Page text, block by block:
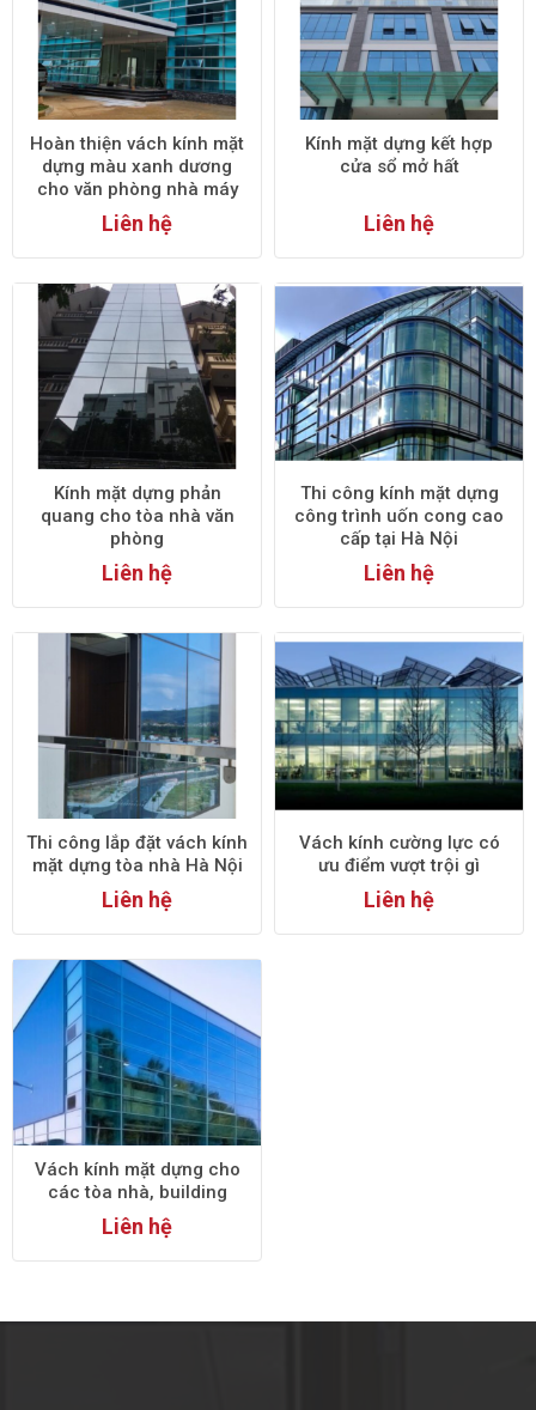
Hoàn thiện vách kính mặt
dựng màu xanh dương
cho văn phòng nhà máy
Liên hệ
Kính mặt dựng kết hợp
cửa sổ mở hất
Liên hệ
Kính mặt dựng phản
quang cho tòa nhà văn
phòng
Liên hệ
Thi công kính mặt dựng
công trình uốn cong cao
cấp tại Hà Nội
Liên hệ
Thi công lắp đặt vách kính
mặt dựng tòa nhà Hà Nội
Liên hệ
Vách kính cường lực có
ưu điểm vượt trội gì
Liên hệ
Vách kính mặt dựng cho
các tòa nhà, building
Liên hệ